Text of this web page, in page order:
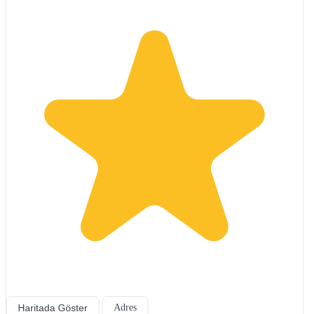
Haritada Göster Adres